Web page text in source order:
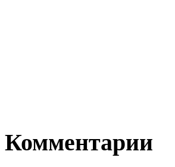
Комментарии